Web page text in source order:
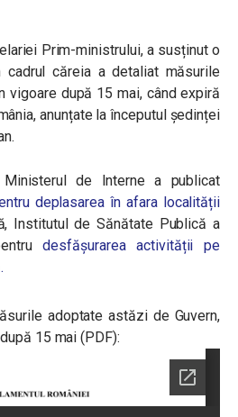
Prim-ministrului, a susținut o
căreia a detaliat măsurile
vigoare după 15 mai, când expiră
anunțate la începutul ședinței
de Interne a publicat
deplasarea în afara localității
Institutul de Sănătate Publică a
desfășurarea activității pe
adoptate astăzi de Guvern,
15 mai (PDF):